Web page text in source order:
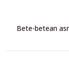
Bete-betean